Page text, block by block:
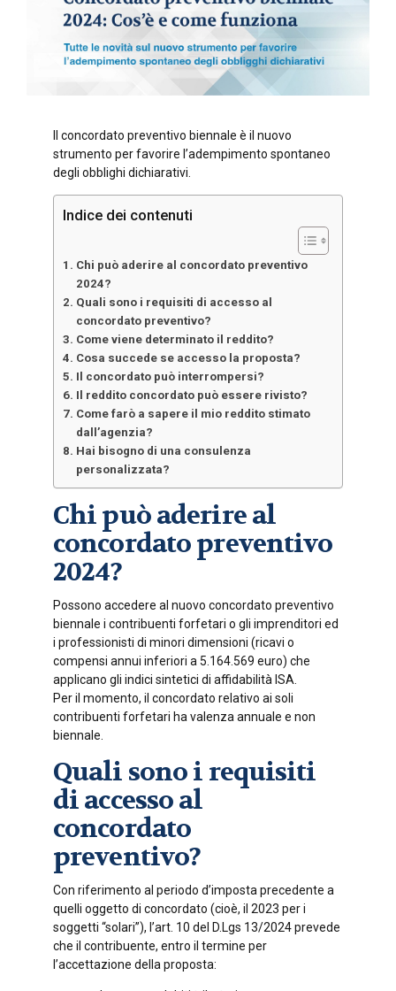
Il concordato preventivo biennale è il nuovo
strumento per favorire l’adempimento spontaneo
degli obblighi dichiarativi.
Indice dei contenuti
Chi può aderire al concordato preventivo
2024?
Quali sono i requisiti di accesso al
concordato preventivo?
Come viene determinato il reddito?
Cosa succede se accesso la proposta?
Il concordato può interrompersi?
Il reddito concordato può essere rivisto?
Come farò a sapere il mio reddito stimato
dall’agenzia?
Hai bisogno di una consulenza
personalizzata?
Chi può aderire al
concordato preventivo
2024?
Possono accedere al nuovo concordato preventivo
biennale i contribuenti forfetari o gli imprenditori ed
i professionisti di minori dimensioni (ricavi o
compensi annui inferiori a 5.164.569 euro) che
applicano gli indici sintetici di affidabilità ISA.
Per il momento, il concordato relativo ai soli
contribuenti forfetari ha valenza annuale e non
biennale.
Quali sono i requisiti
di accesso al
concordato
preventivo?
Con riferimento al periodo d’imposta precedente a
quelli oggetto di concordato (cioè, il 2023 per i
soggetti “solari”), l’art. 10 del D.Lgs 13/2024 prevede
che il contribuente, entro il termine per
l’accettazione della proposta: